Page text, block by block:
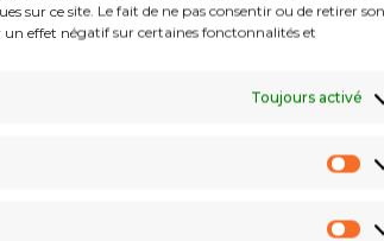
sur ce site. Le fait de ne pas consentir ou de retirer son
effet négatif sur certaines fonctonnalités et
Toujours activé
frappe les familles,
source.
constatées
et mettre en péril les
que l’organisation